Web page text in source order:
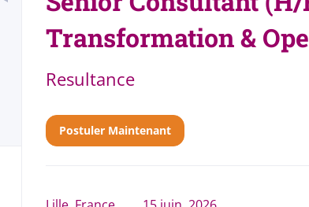
job
Transformation &
Resultance
Postuler Maintenant